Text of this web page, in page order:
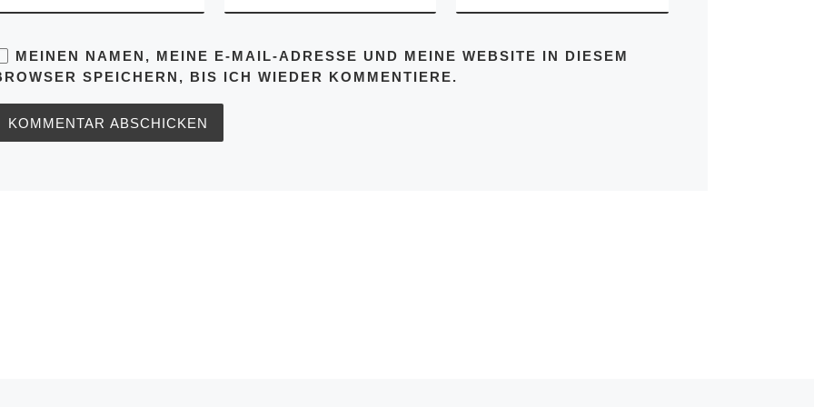
MEINEN NAMEN, MEINE E-MAIL-ADRESSE UND MEINE WEBSITE IN DIESEM
SPEICHERN, BIS ICH WIEDER KOMMENTIERE.